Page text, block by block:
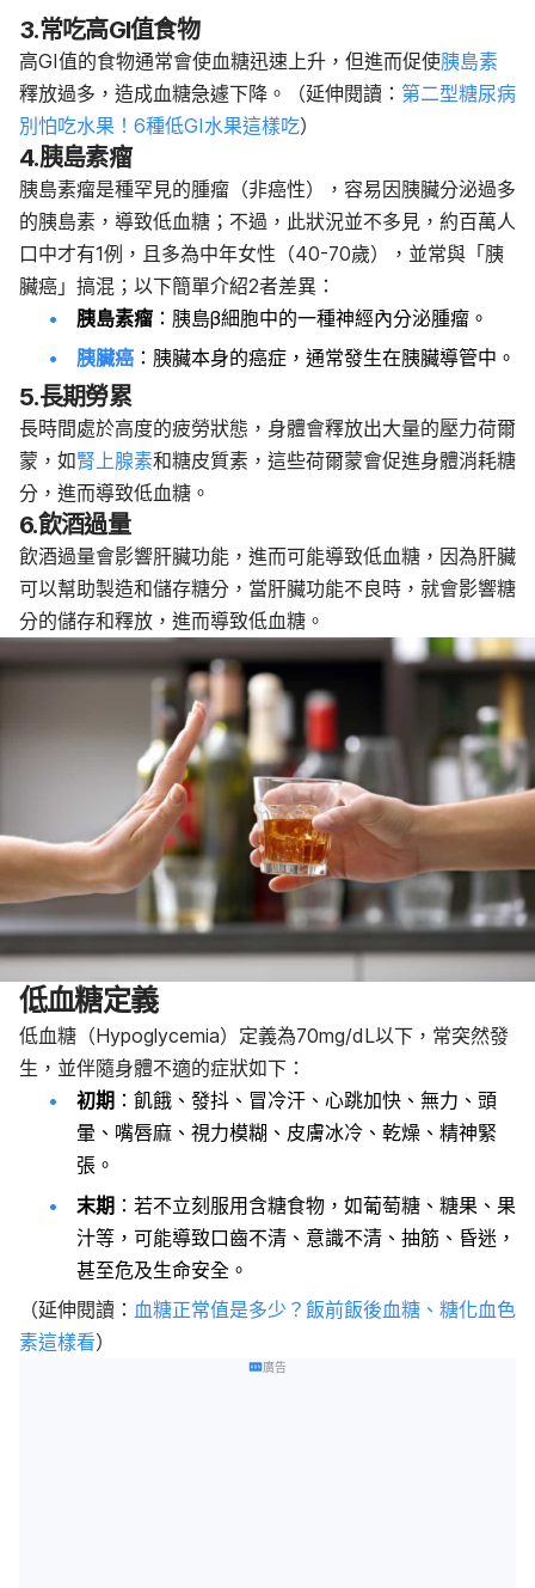
3.常吃高GI值食物
高GI值的食物通常會使血糖迅速上升，但進而促使胰島素
釋放過多，造成血糖急遽下降。（延伸閱讀： 第二型糖尿病
別怕吃水果！6種低GI水果這樣吃）
4.胰島素瘤
胰島素瘤是種罕見的腫瘤（非癌性），容易因胰臟分泌過多
的胰島素，導致低血糖；不過，此狀況並不多見，約百萬人
口中才有1例，且多為中年女性（40-70歲），並常與「胰
臟癌」搞混；以下簡單介紹2者差異：
胰島素瘤 ：胰島β細胞中的一種神經內分泌腫瘤。
胰臟癌 ：胰臟本身的癌症，通常發生在胰臟導管中。
5.長期勞累
長時間處於高度的疲勞狀態，身體會釋放出大量的壓力荷爾
蒙，如腎上腺素和糖皮質素，這些荷爾蒙會促進身體消耗糖
分，進而導致低血糖。
6.飲酒過量
飲酒過量會影響肝臟功能，進而可能導致低血糖，因為肝臟
可以幫助製造和儲存糖分，當肝臟功能不良時，就會影響糖
分的儲存和釋放，進而導致低血糖。
低血糖定義
低血糖 （Hypoglycemia）定義為70mg/dL以下，常突然發
生，並伴隨身體不適的症狀如下：
初期 ：飢餓、發抖、冒冷汗、心跳加快、無力、頭
暈、嘴唇麻、視力模糊、皮膚冰冷、乾燥、精神緊
張。
末期 ：若不立刻服用含糖食物，如葡萄糖、糖果、果
汁等，可能導致口齒不清、意識不清、抽筋、昏迷，
甚至危及生命安全。
（延伸閱讀： 血糖正常值是多少？飯前飯後血糖、糖化血色
素這樣看）
廣告